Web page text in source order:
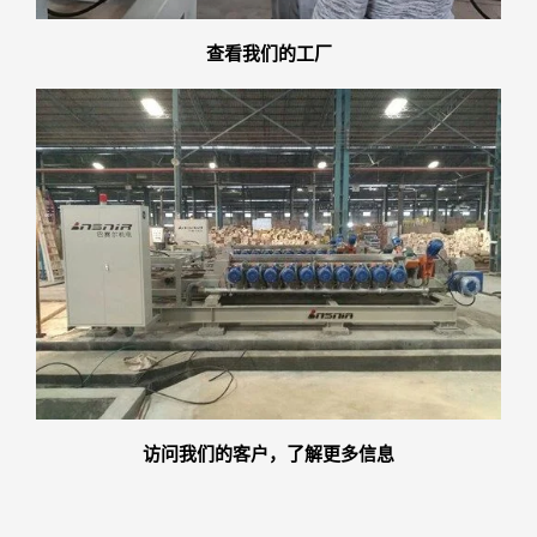
查看我们的工厂
访问我们的客户，了解更多信息